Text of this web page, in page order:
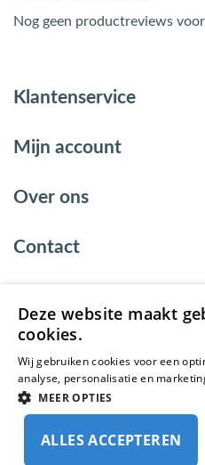
Nog geen productreviews
Klantenservice
Mijn account
Over ons
Contact
© 2026 -
Deze website maakt
cookies.
Wij gebruiken cookies voor een
analyse, personalisatie en
MEER OPTIES
ALLES ACCEPTEREN